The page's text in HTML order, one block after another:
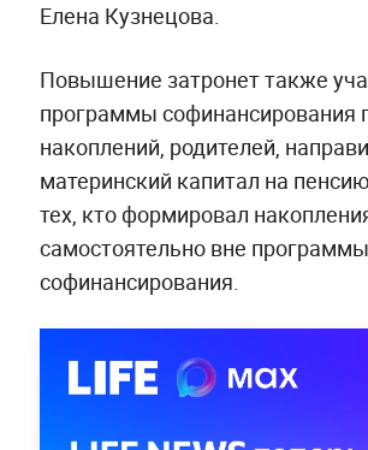
Елена Кузнецова.
Повышение затронет также
программы софинансирования
накоплений, родителей,
материнский капитал на
тех, кто формировал
самостоятельно вне программы
софинансирования.